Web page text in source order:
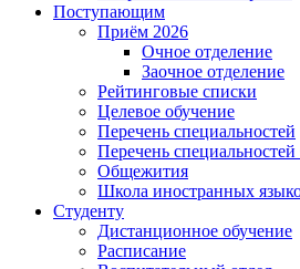
Поступающим
Приём 2026
Очное отделение
Заочное отделение
Рейтинговые списки
Целевое обучение
Перечень специальностей
Перечень
Общежития
Школа иностранных
Студенту
Дистанционное обучение
Расписание